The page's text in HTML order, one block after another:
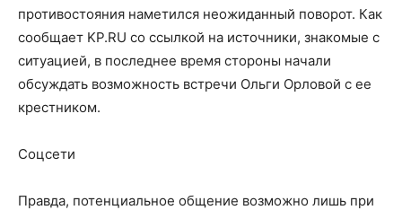
противостояния наметился неожиданный поворот. Как
сообщает KP.RU со ссылкой на источники, знакомые с
ситуацией, в последнее время стороны начали
обсуждать возможность встречи Ольги Орловой с ее
крестником.
Соцсети
Правда, потенциальное общение возможно лишь при